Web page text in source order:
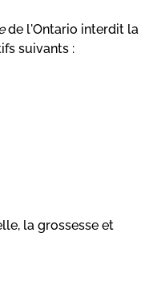
de l'Ontario interdit la
suivants :
la grossesse et